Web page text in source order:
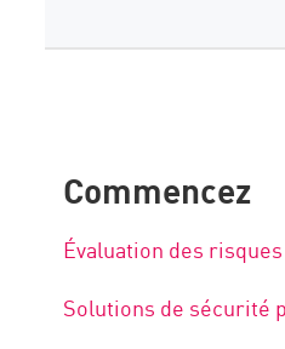
Commencez
Évaluation des
Solutions de sécurité